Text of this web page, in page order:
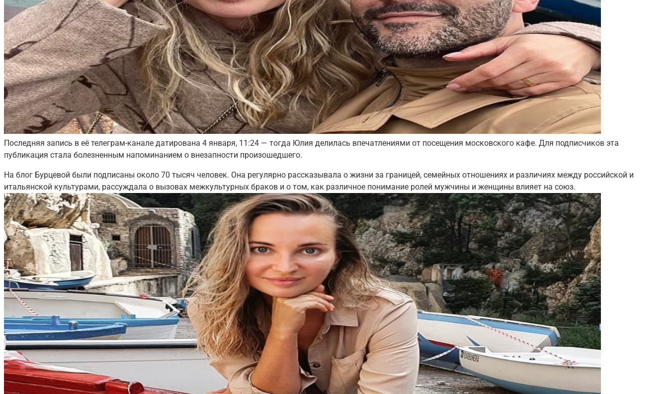
Последняя запись в её телеграм-канале датирована 4 января, 11:24 — тогда Юлия делилась впечатлениями от посещения московского кафе. Для подписчиков эта
публикация стала болезненным напоминанием о внезапности произошедшего.
На блог Бурцевой были подписаны около 70 тысяч человек. Она регулярно рассказывала о жизни за границей, семейных отношениях и различиях между российской и
итальянской культурами, рассуждала о вызовах межкультурных браков и о том, как различное понимание ролей мужчины и женщины влияет на союз.